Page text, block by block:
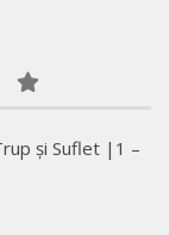
și Suflet |1 –